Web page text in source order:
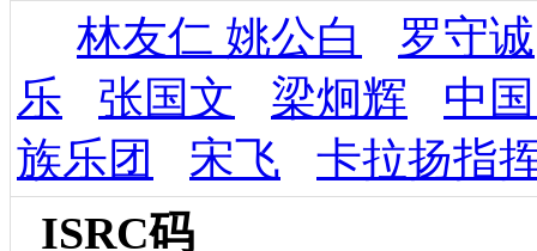
林友仁 姚公白
罗守诚
乐
张国文 梁炯辉
中
族乐团
宋飞
卡拉扬指
ISRC码